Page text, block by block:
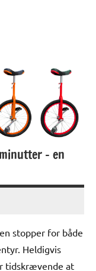
– en
stopper for både
Heldigvis
tidskrævende at